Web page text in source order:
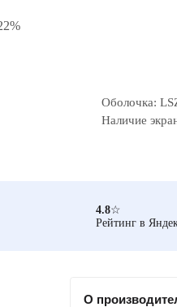
Оболочка:
Наличие
4.8☆
Рейтинг в
О